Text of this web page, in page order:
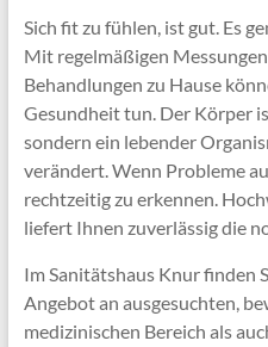
Sich fit zu fühlen, ist gut. Es
Mit regelmäßigen
Behandlungen zu Hause
Gesundheit tun. Der Körper
sondern ein lebender
verändert. Wenn Probleme
rechtzeitig zu erkennen.
liefert Ihnen zuverlässig die
Im Sanitätshaus Knur finden
Angebot an ausgesuchten,
medizinischen Bereich als